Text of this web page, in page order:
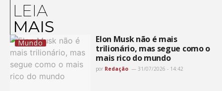
LEIA
MAIS
Mundo
Elon Musk não é mais
trilionário, mas segue como o
mais rico do mundo
por Redação 31/07/2026 - 14:42